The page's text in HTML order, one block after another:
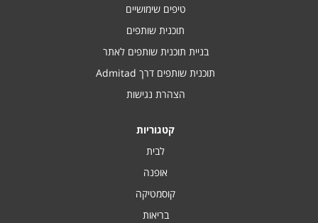
טיפים שימושיים
תוכנית שותפים
בניית תוכנית שותפים לאתר
תוכנית שותפים דרך Admitad
הצהרת נגישות
קטגוריות
לבית
אופנה
קוסמטיקה
בריאות